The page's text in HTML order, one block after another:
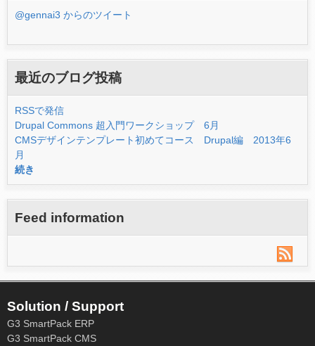
@gennai3 からのツイート
最近のブログ投稿
RSSで発信
Drupal Commons 超入門ワークショップ 6月
CMSデザインテンプレート初めてコース Drupal編 2013年6
月
続き
Feed information
Solution / Support
G3 SmartPack ERP
G3 SmartPack CMS